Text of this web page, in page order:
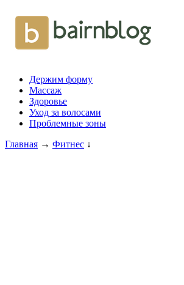
Держим форму
Массаж
Здоровье
Уход за волосами
Проблемные зоны
Главная → Фитнес ↓